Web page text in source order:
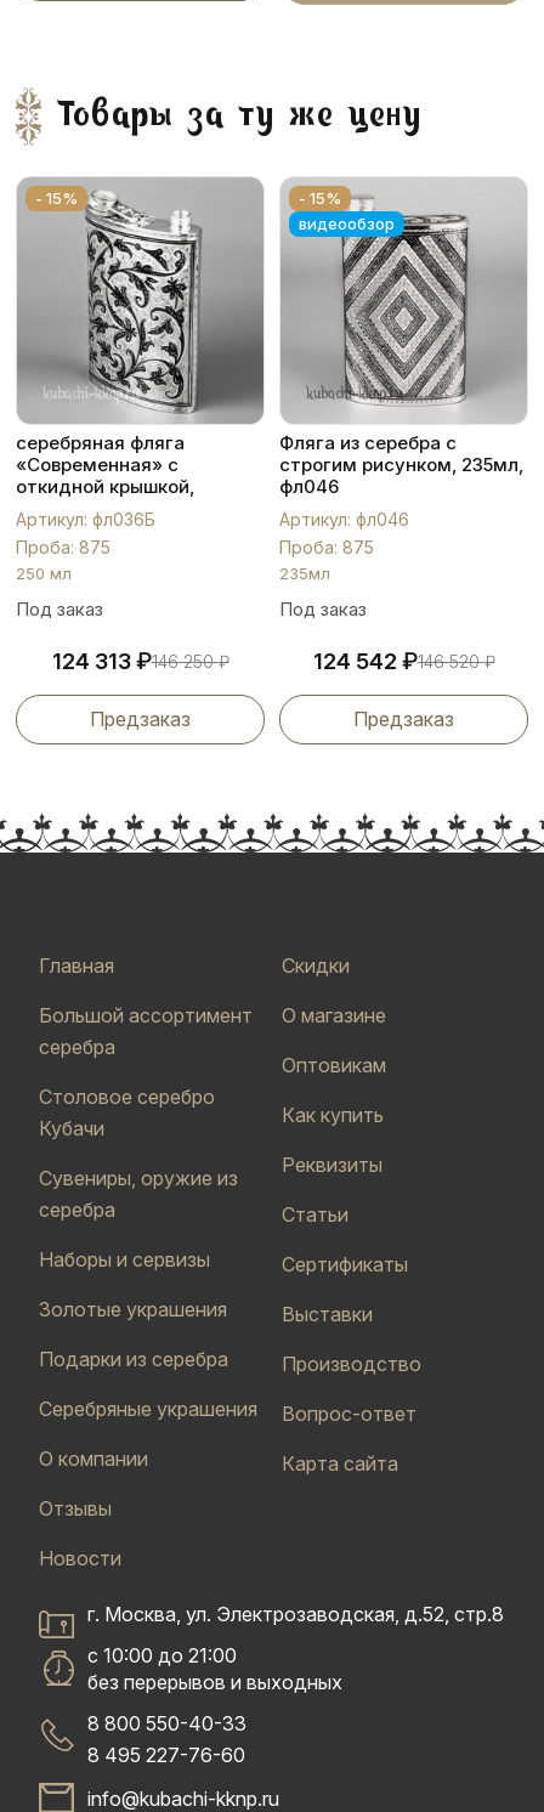
Товары за ту же цену
- 15%
серебряная фляга
«Современная» с
откидной крышкой,
фл036Б
Артикул: фл036Б
Проба: 875
250 мл
Под заказ
124 313₽146 250₽
Предзаказ
- 15%
видеообзор
Фляга из серебра с
строгим рисунком, 235мл,
фл046
Артикул: фл046
Проба: 875
235мл
Под заказ
124 542 ₽146 520₽
Предзаказ
Главная
Большой ассортимент
серебра
Столовое серебро
Кубачи
Сувениры, оружие из
серебра
Наборы и сервизы
Золотые украшения
Подарки из серебра
Серебряные украшения
О компании
Отзывы
Новости
Скидки
О магазине
Оптовикам
Как купить
Реквизиты
Статьи
Сертификаты
Выставки
Производство
Вопрос-ответ
Карта сайта
г. Москва, ул. Электрозаводская, д.52, стр.8
с 10:00 до 21:00
без перерывов и выходных
8 800 550-40-33
8 495 227-76-60
info@kubachi-kknp.ru